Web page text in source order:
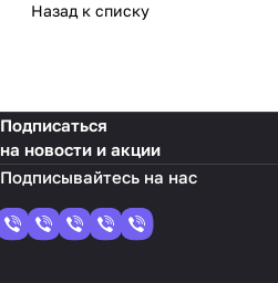
Назад к списку
Подписаться
на новости и акции